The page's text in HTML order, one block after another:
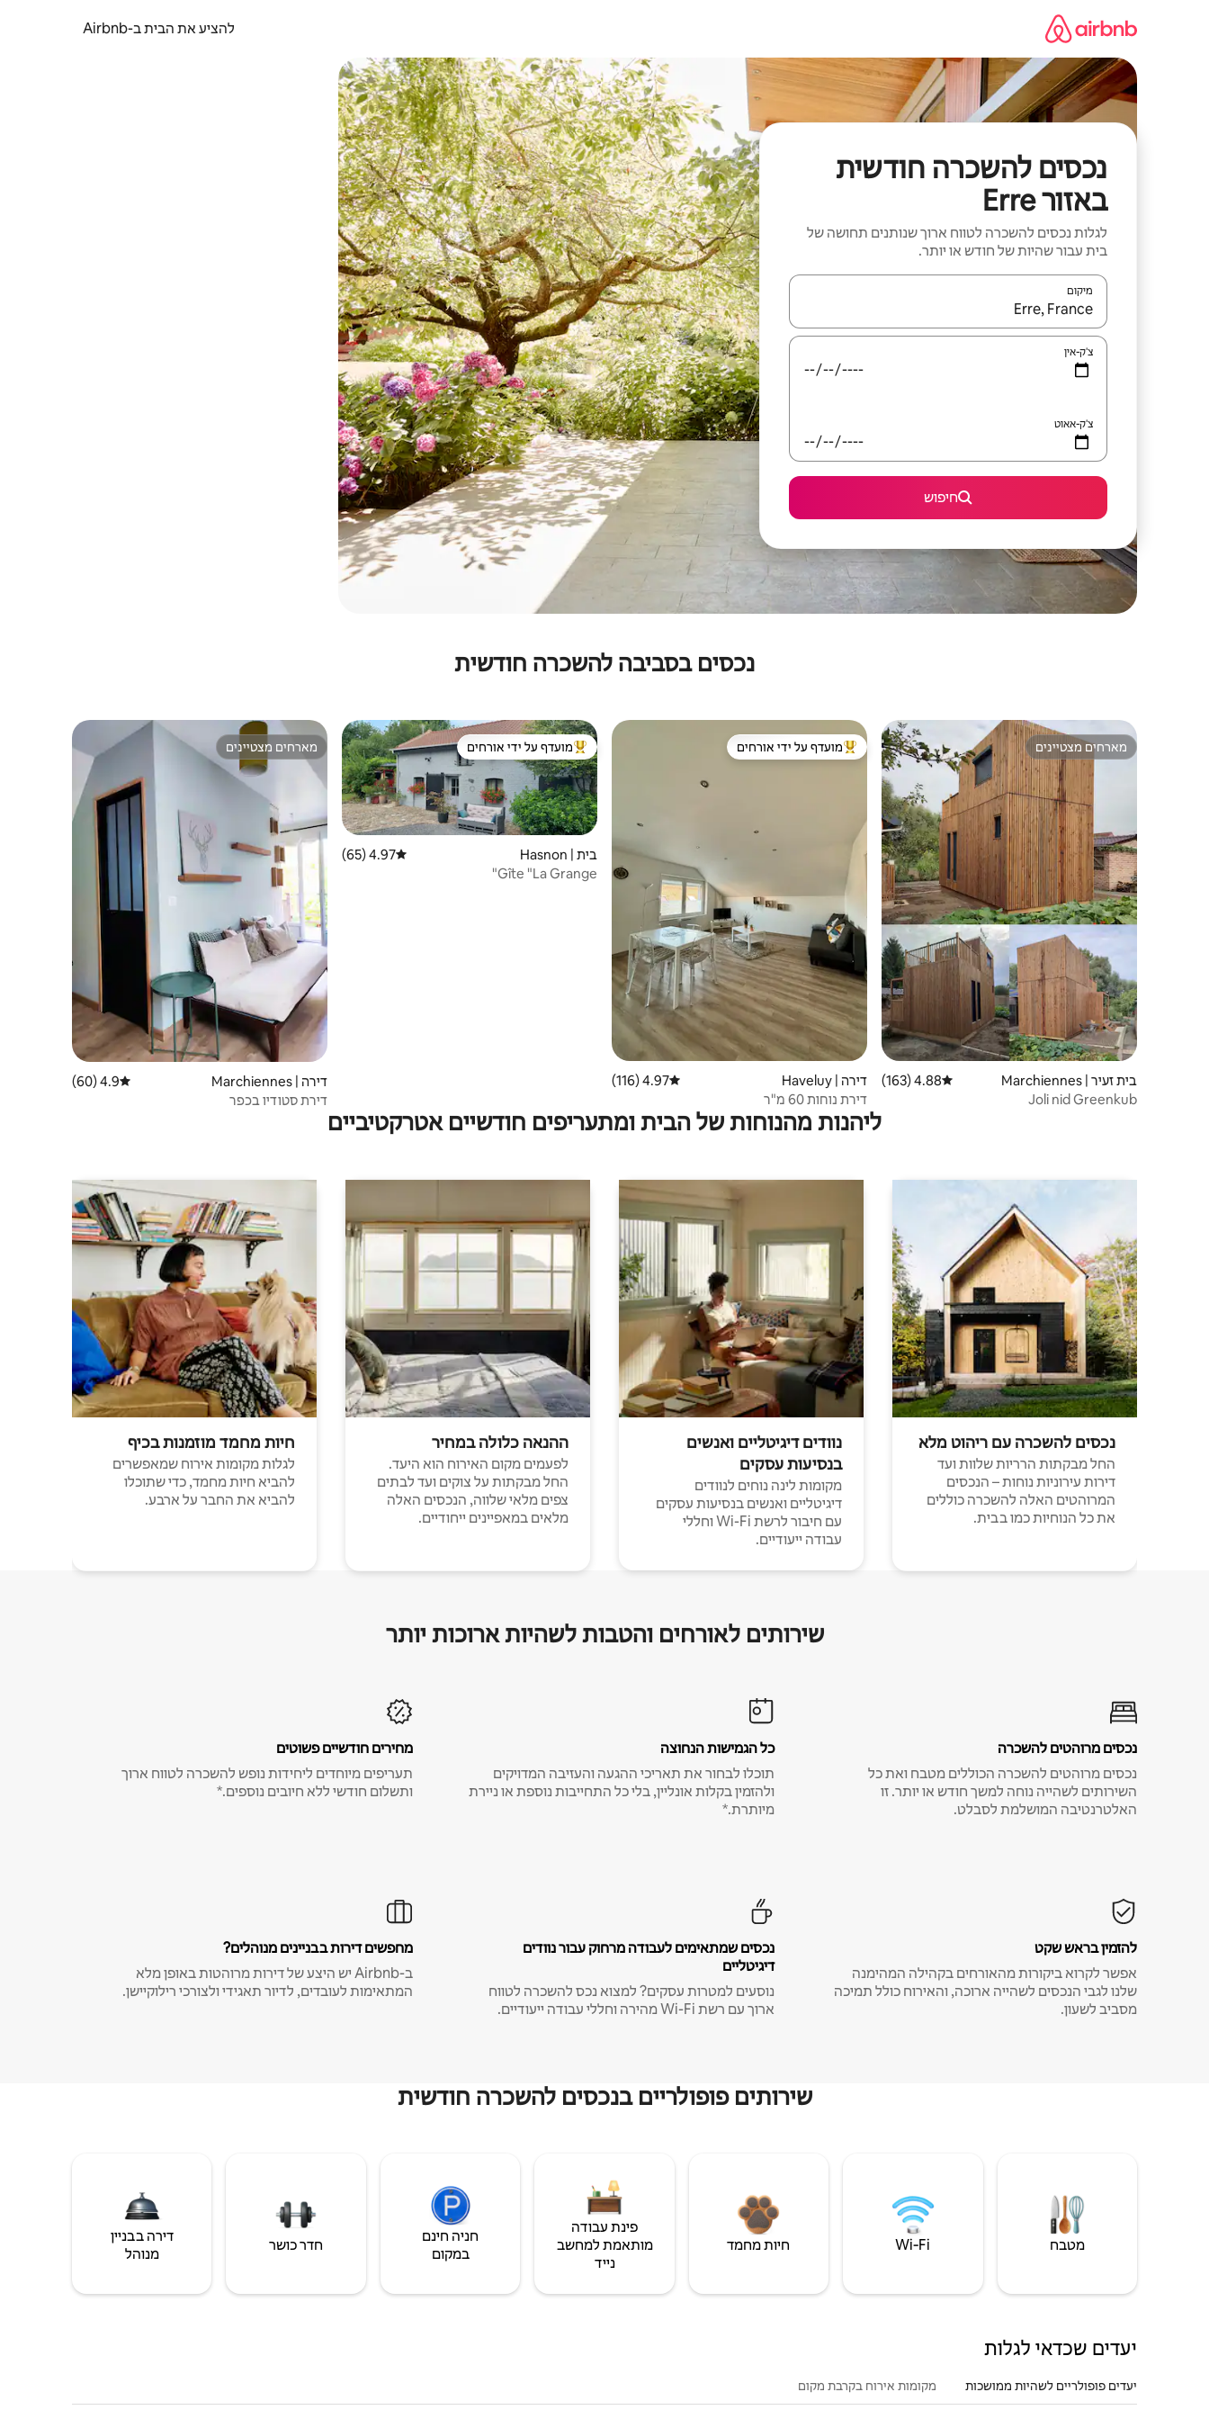
להציע את הבית ב-Airbnb
נכסים להשכרה חודשית
באזור Erre
לגלות נכסים להשכרה לטווח ארוך שנותנים תחושה של
בית עבור שהיות של חודש או יותר.
מיקום
כאשר התוצאות יהיו זמינות, יש לנווט עם מקשי החיצים למעלה ולמטה או לעיין בעזרת תנועות מגע או החלקה.
צ'ק-אין
צ'ק-אאוט
חיפוש
נכסים בסביבה להשכרה חודשית
מארחים מצטיינים
מארחים מצטיינים
בית זעיר | Marchiennes דירוג ממוצע של 4.88 מתוך 5, 163 ביקורות
4.88 (163)
Joli nid Greenkub
מוביל בקרב נכסים מועדפים על ידי אורחים
מועדף על ידי אורחים
דירה | Haveluy דירוג ממוצע של 4.97 מתוך 5, 116 ביקורות
4.97 (116)
דירת נוחות 60 מ"ר
מוביל בקרב נכסים מועדפים על ידי אורחים
מועדף על ידי אורחים
בית | Hasnon דירוג ממוצע של 4.97 מתוך 5, 65 ביקורות
4.97 (65)
Gîte "La Grange"
מארחים מצטיינים
מארחים מצטיינים
דירה | Marchiennes דירוג ממוצע של 4.9 מתוך 5, 60 ביקורות
4.9 (60)
דירת סטודיו בכפר
ליהנות מהנוחות של הבית ומתעריפים חודשיים אטרקטיביים
נכסים להשכרה עם ריהוט מלא
החל מבקתות הרריות שלוות ועד
דירות עירוניות נוחות – הנכסים
המרוהטים האלה להשכרה כוללים
את כל הנוחיות כמו בבית.
נוודים דיגיטליים ואנשים
בנסיעות עסקים
מקומות לינה נוחים לנוודים
דיגיטליים ואנשים בנסיעות עסקים
עם חיבור לרשת Wi-Fi וחללי
עבודה ייעודיים.
ההנאה כלולה במחיר
לפעמים מקום האירוח הוא היעד.
החל מבקתות על צוקים ועד לבתים
צפים מלאי שלווה, הנכסים האלה
מלאים במאפיינים ייחודיים.
חיות מחמד מוזמנות בכיף
לגלות מקומות אירוח שמאפשרים
להביא חיות מחמד, כדי שתוכלו
להביא את החבר על ארבע.
שירותים לאורחים והטבות לשהיות ארוכות יותר
נכסים מרוהטים להשכרה
נכסים מרוהטים להשכרה הכוללים מטבח ואת כל
השירותים לשהייה נוחה למשך חודש או יותר. זו
האלטרנטיבה המושלמת לסבלט.
כל הגמישות הנחוצה
תוכלו לבחור את תאריכי ההגעה והעזיבה המדויקים
ולהזמין בקלות אונליין, בלי כל התחייבות נוספת או ניירת
מיותרת.*
מחירים חודשיים פשוטים
תעריפים מיוחדים ליחידות נופש להשכרה לטווח ארוך
ותשלום חודשי ללא חיובים נוספים.*
להזמין בראש שקט
אפשר לקרוא ביקורות מהאורחים בקהילה המהימנה
שלנו לגבי הנכסים לשהייה ארוכה, והאירוח כולל תמיכה
מסביב לשעון.
נכסים שמתאימים לעבודה מרחוק עבור נוודים
דיגיטליים
נוסעים למטרות עסקים? למצוא נכס להשכרה לטווח
ארוך עם רשת Wi-Fi מהירה וחללי עבודה ייעודיים.
מחפשים דירות בבניינים מנוהלים?
ב-Airbnb יש היצע של דירות מרוהטות באופן מלא
המתאימות לעובדים, לדיור תאגידי ולצורכי רילוקיישן.
שירותים פופולריים בנכסים להשכרה חודשית
מטבח Wi‑Fi חיות מחמד
פינת עבודה
מותאמת למחשב
נייד
חניה חינם
במקום
חדר כושר
דירה בבניין
מנוהל
יעדים שכדאי לגלות
יעדים פופולריים לשהיות ממושכות מקומות אירוח בקרבת מקום